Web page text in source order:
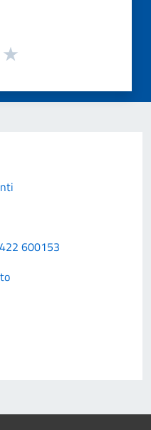
600153